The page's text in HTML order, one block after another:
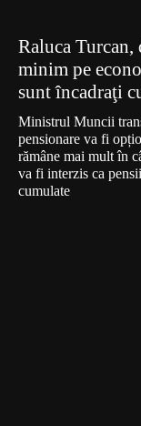
Raluca Turcan,
minim pe
sunt încadraţi
Ministrul Muncii
pensionare va fi
rămâne mai mult în
va fi interzis ca
cumulate